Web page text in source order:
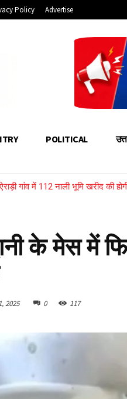
Policy Advertise
POLITICAL
ऐराड़ी गांव में 112 नाली भूमि खरीद की
भारी बारिश से बहा नया लकड़ी
के मेस में
2025 0 117